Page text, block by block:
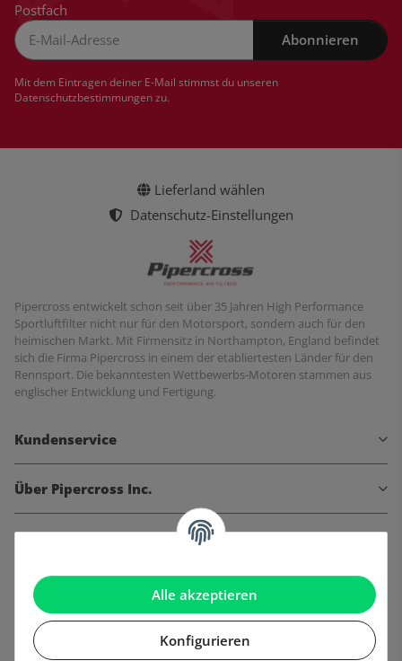
Alle akzeptieren
Konfigurieren
Postfach
Abonnieren
Mit dem Eintragen deiner E-Mail stimmst du unseren
Datenschutzbestimmungenzu.
Lieferland wählen
Datenschutz-Einstellungen
Pipercross entwickelt schon seit über 35 Jahren High Performance
Sportluftfilter nicht nur für den Motorsport, sondern auch für den
heimischen Markt. Mit Firmensitz in Northampton, England befindet
sich die Firma Pipercross in einem der etabliertesten Länder für den
Rennsport. Die bekanntesten Wettbewerbs-Motoren stammen aus
englischer Entwicklung und Fertigung.
Kundenservice
Über Pipercross Inc.
Informationen
Gesetzliche Informationen